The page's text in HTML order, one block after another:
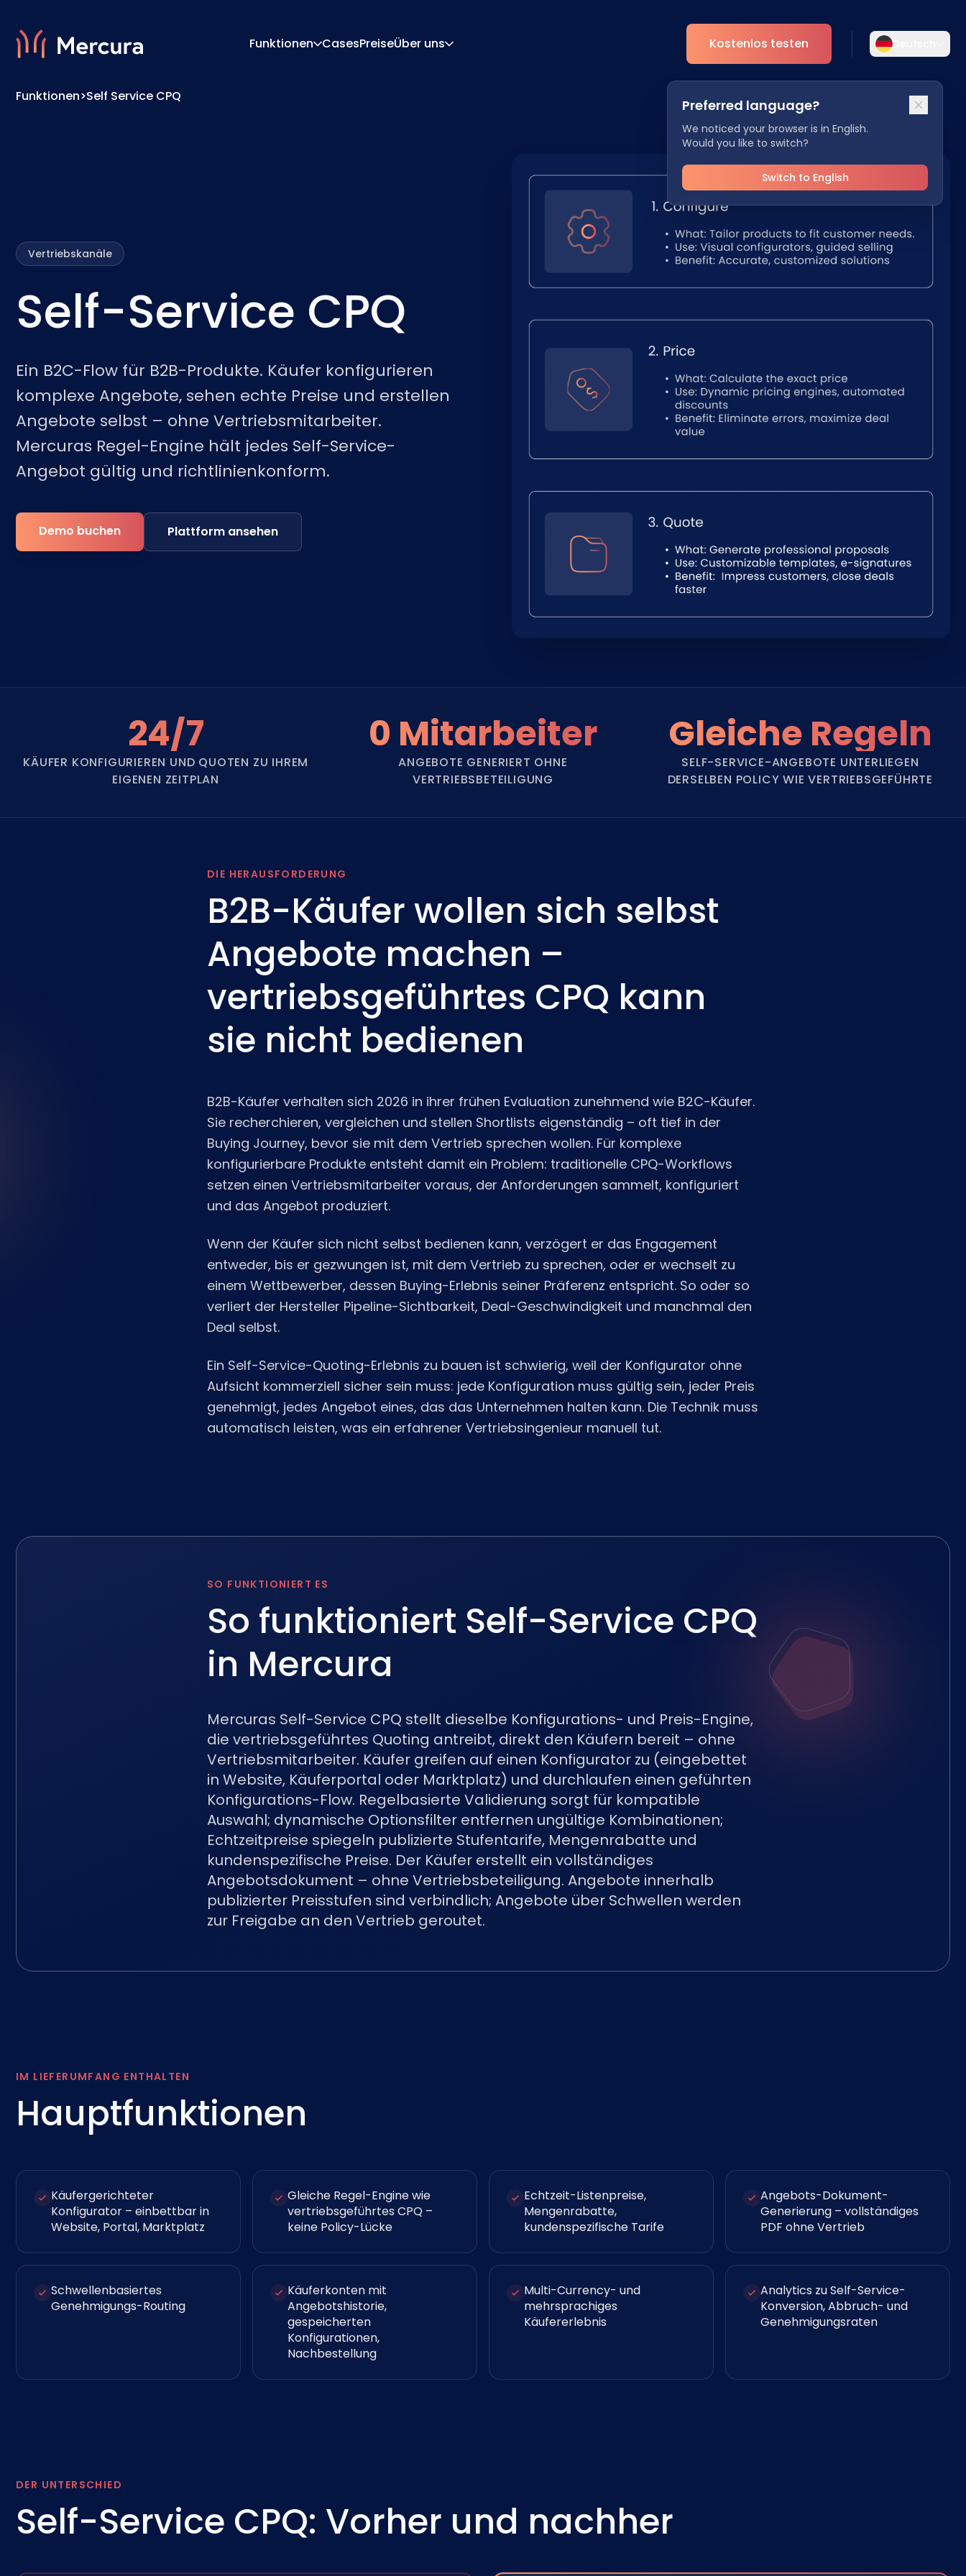
Funktionen
Analytics
CasesPreiseÜber uns
Preferred language?
We noticed your browser is in English.
Would you like to switch?
Switch to English
Kostenlos testen Deutsch
Wählen Sie Ihre bevorzugte Sprache für
eine persönlichere Erfahrung.
English Deutsch
Español Dansk
Svenska
SV
Italiano
IT
Français 日本語
Funktionen>Self Service CPQ
Vertriebskanäle
Self-Service CPQ
Ein B2C-Flow für B2B-Produkte. Käufer konfigurieren
komplexe Angebote, sehen echte Preise und erstellen
Angebote selbst – ohne Vertriebsmitarbeiter.
Mercuras Regel-Engine hält jedes Self-Service-
Angebot gültig und richtlinienkonform.
Demo buchen Plattform ansehen
24/7
KÄUFER KONFIGURIEREN UND QUOTEN ZU IHREM
EIGENEN ZEITPLAN
0 Mitarbeiter
ANGEBOTE GENERIERT OHNE
VERTRIEBSBETEILIGUNG
Gleiche Regeln
SELF-SERVICE-ANGEBOTE UNTERLIEGEN
DERSELBEN POLICY WIE VERTRIEBSGEFÜHRTE
DIE HERAUSFORDERUNG
B2B-Käufer wollen sich selbst
Angebote machen –
vertriebsgeführtes CPQ kann
sie nicht bedienen
B2B-Käufer verhalten sich 2026 in ihrer frühen Evaluation zunehmend wie B2C-Käufer.
Sie recherchieren, vergleichen und stellen Shortlists eigenständig – oft tief in der
Buying Journey, bevor sie mit dem Vertrieb sprechen wollen. Für komplexe
konfigurierbare Produkte entsteht damit ein Problem: traditionelle CPQ-Workflows
setzen einen Vertriebsmitarbeiter voraus, der Anforderungen sammelt, konfiguriert
und das Angebot produziert.
Wenn der Käufer sich nicht selbst bedienen kann, verzögert er das Engagement
entweder, bis er gezwungen ist, mit dem Vertrieb zu sprechen, oder er wechselt zu
einem Wettbewerber, dessen Buying-Erlebnis seiner Präferenz entspricht. So oder so
verliert der Hersteller Pipeline-Sichtbarkeit, Deal-Geschwindigkeit und manchmal den
Deal selbst.
Ein Self-Service-Quoting-Erlebnis zu bauen ist schwierig, weil der Konfigurator ohne
Aufsicht kommerziell sicher sein muss: jede Konfiguration muss gültig sein, jeder Preis
genehmigt, jedes Angebot eines, das das Unternehmen halten kann. Die Technik muss
automatisch leisten, was ein erfahrener Vertriebsingenieur manuell tut.
SO FUNKTIONIERT ES
So funktioniert Self-Service CPQ
in Mercura
Mercuras Self-Service CPQ stellt dieselbe Konfigurations- und Preis-Engine,
die vertriebsgeführtes Quoting antreibt, direkt den Käufern bereit – ohne
Vertriebsmitarbeiter. Käufer greifen auf einen Konfigurator zu (eingebettet
in Website, Käuferportal oder Marktplatz) und durchlaufen einen geführten
Konfigurations-Flow. Regelbasierte Validierung sorgt für kompatible
Auswahl; dynamische Optionsfilter entfernen ungültige Kombinationen;
Echtzeitpreise spiegeln publizierte Stufentarife, Mengenrabatte und
kundenspezifische Preise. Der Käufer erstellt ein vollständiges
Angebotsdokument – ohne Vertriebsbeteiligung. Angebote innerhalb
publizierter Preisstufen sind verbindlich; Angebote über Schwellen werden
zur Freigabe an den Vertrieb geroutet.
IM LIEFERUMFANG ENTHALTEN
Hauptfunktionen
Käufergerichteter
Konfigurator – einbettbar in
Website, Portal, Marktplatz
Gleiche Regel-Engine wie
vertriebsgeführtes CPQ –
keine Policy-Lücke
Echtzeit-Listenpreise,
Mengenrabatte,
kundenspezifische Tarife
Angebots-Dokument-
Generierung – vollständiges
PDF ohne Vertrieb
Schwellenbasiertes
Genehmigungs-Routing
Käuferkonten mit
Angebotshistorie,
gespeicherten
Konfigurationen,
Nachbestellung
Multi-Currency- und
mehrsprachiges
Käufererlebnis
Analytics zu Self-Service-
Konversion, Abbruch- und
Genehmigungsraten
DER UNTERSCHIED
Self-Service CPQ: Vorher und nachher